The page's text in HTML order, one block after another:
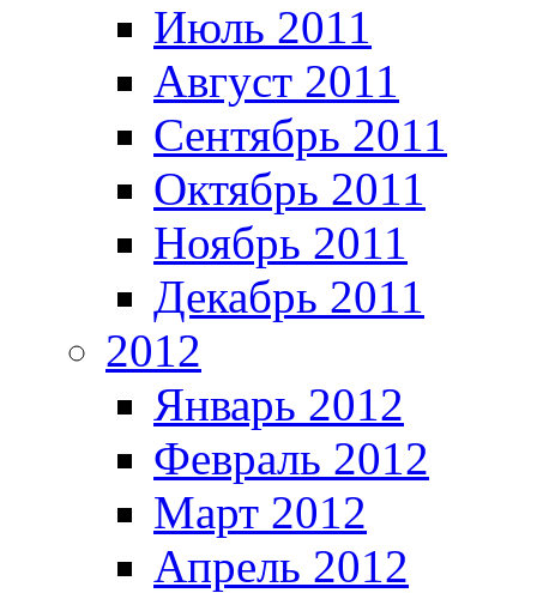
Июль 2011
Август 2011
Сентябрь 2011
Октябрь 2011
Ноябрь 2011
Декабрь 2011
2012
Январь 2012
Февраль 2012
Март 2012
Апрель 2012